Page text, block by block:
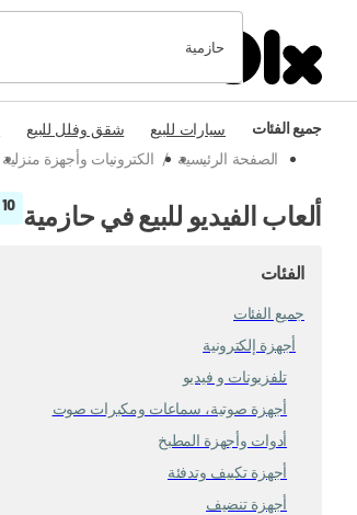
حازمية
جميع الفئات سيارات للبيع شقق وفلل للبيع
الصفحة الرئيسية / الكترونيات وأجهزة منزلية
ألعاب الفيديو للبيع في حازمية 10 إعلانات
الفئات
جميع الفئات
أجهزة إلكترونية
تلفزيونات و فيديو
أجهزة صوتية، سماعات ومكبرات صوت
أدوات وأجهزة المطبخ
أجهزة تكييف وتدفئة
أجهزة تنضيف